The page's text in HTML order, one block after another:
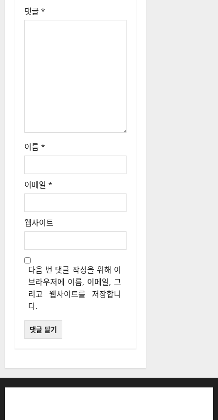
댓글 *
이름 *
이메일 *
웹사이트
다음 번 댓글 작성을 위해 이
브라우저에 이름, 이메일, 그
리고 웹사이트를 저장합니
다.